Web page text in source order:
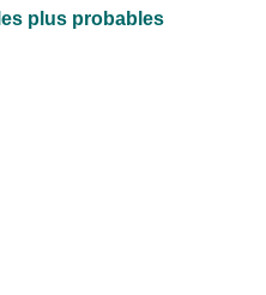
les plus probables